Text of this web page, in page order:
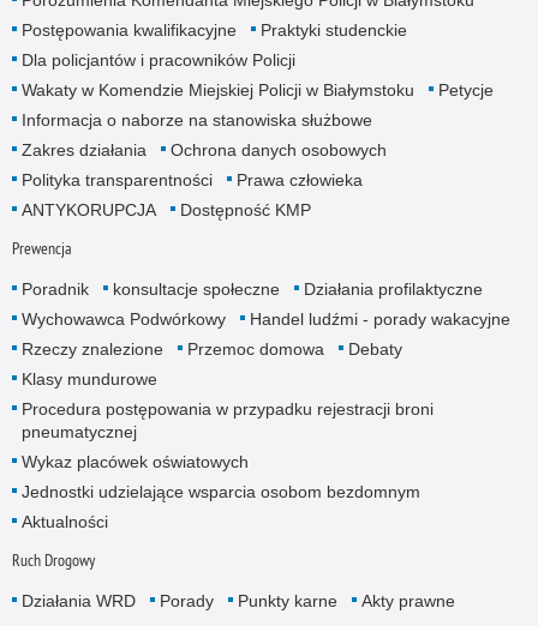
Postępowania kwalifikacyjne
Praktyki studenckie
Dla policjantów i pracowników Policji
Wakaty w Komendzie Miejskiej Policji w Białymstoku
Petycje
Informacja o naborze na stanowiska służbowe
Zakres działania
Ochrona danych osobowych
Polityka transparentności
Prawa człowieka
ANTYKORUPCJA
Dostępność KMP
Prewencja
Poradnik konsultacje społeczne
Działania profilaktyczne
Wychowawca Podwórkowy
Handel ludźmi - porady wakacyjne
Rzeczy znalezione
Przemoc domowa
Debaty
Klasy mundurowe
Procedura postępowania w przypadku rejestracji broni
pneumatycznej
Wykaz placówek oświatowych
Jednostki udzielające wsparcia osobom bezdomnym
Aktualności
Ruch Drogowy
Działania WRD Porady Punkty karne Akty prawne